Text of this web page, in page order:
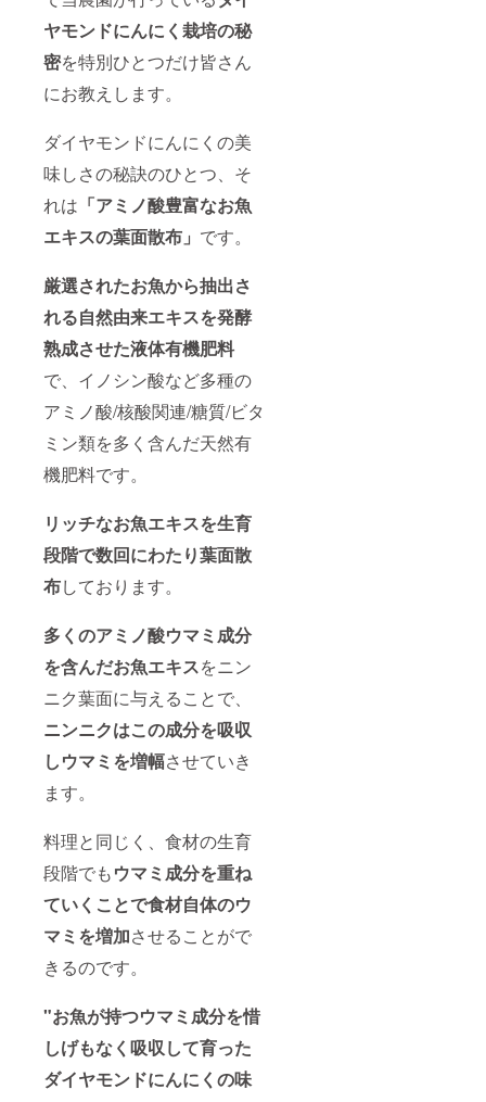
ヤモンドにんにく栽培の秘
密を特別ひとつだけ皆さん
にお教えします。
ダイヤモンドにんにくの美
味しさの秘訣のひとつ、そ
れは 「アミノ酸豊富なお魚
エキスの葉面散布」 です。
厳選されたお魚から抽出さ
れる自然由来エキスを発酵
熟成させた液体有機肥料
で、イノシン酸など多種の
アミノ酸/核酸関連/糖質/ビタ
ミン類を多く含んだ天然有
機肥料です。
リッチなお魚エキスを生育
段階で数回にわたり葉面散
布しております。
多くのアミノ酸ウマミ成分
を含んだお魚エキスをニン
ニク葉面に与えることで、
ニンニクはこの成分を吸収
しウマミを増幅させていき
ます。
料理と同じく、食材の生育
段階でもウマミ成分を重ね
ていくことで食材自体のウ
マミを増加させることがで
きるのです。
"お魚が持つウマミ成分を惜
しげもなく吸収して育った
ダイヤモンドにんにくの味